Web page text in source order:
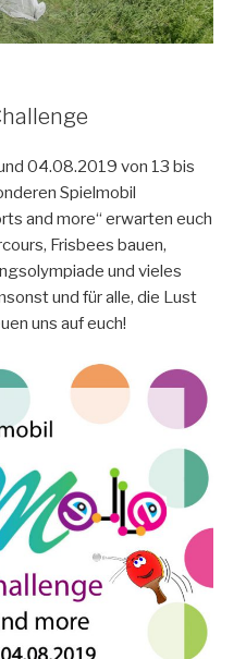
04.08.2019 von 13 bis
Spielmobil
and more“ erwarten euch
Frisbees bauen,
und vieles
und für alle, die Lust
uns auf euch!